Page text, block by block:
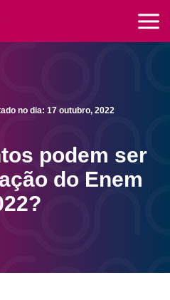
no dia: 17 outubro, 2022
podem ser
do Enem